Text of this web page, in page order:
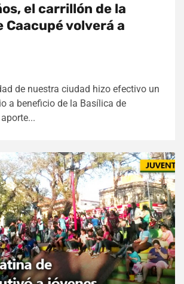
el carrillón de la
Caacupé volverá a
de nuestra ciudad hizo efectivo un
a beneficio de la Basílica de